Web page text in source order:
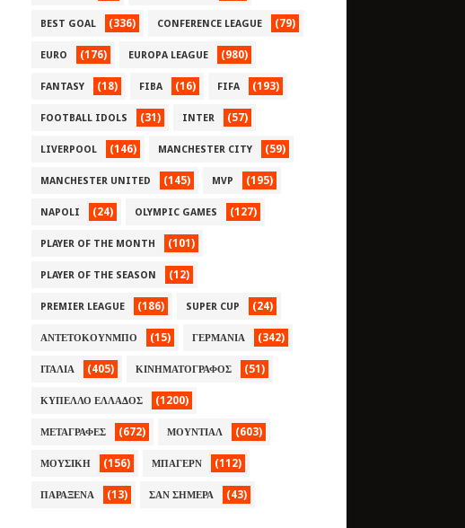
BEST GOAL (336) CONFERENCE LEAGUE (79)
EURO (176) EUROPA LEAGUE (980)
FANTASY (18) FIBA (16) FIFA (193)
FOOTBALL IDOLS (31) INTER (57)
LIVERPOOL (146) MANCHESTER CITY (59)
MANCHESTER UNITED (145) MVP (195)
NAPOLI (24) OLYMPIC GAMES (127)
PLAYER OF THE MONTH (101)
PLAYER OF THE SEASON (12)
PREMIER LEAGUE (186) SUPER CUP (24)
ΑΝΤΕΤΟΚΟΥΝΜΠΟ (15) ΓΕΡΜΑΝΙΑ (342)
ΙΤΑΛΙΑ (405) ΚΙΝΗΜΑΤΟΓΡΑΦΟΣ (51)
ΚΥΠΕΛΛΟ ΕΛΛΑΔΟΣ (1200)
ΜΕΤΑΓΡΑΦΕΣ (672) ΜΟΥΝΤΙΑΛ (603)
ΜΟΥΣΙΚΗ (156) ΜΠΑΓΕΡΝ (112)
ΠΑΡΑΞΕΝΑ (13) ΣΑΝ ΣΗΜΕΡΑ (43)